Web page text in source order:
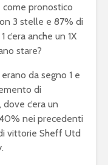
come pronostico
3 stelle e 87% di
anche un 1X
stare?
da segno 1 e
di
c’era un
nei precedenti
vittorie Sheff Utd